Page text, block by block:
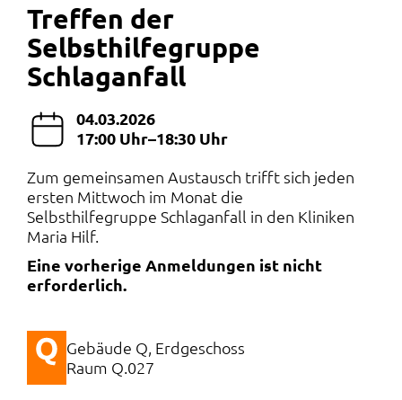
Treffen der
Selbsthilfegruppe
Schlaganfall
04.03.2026
17:00 Uhr–18:30 Uhr
Zum gemeinsamen Austausch trifft sich jeden
ersten Mittwoch im Monat die
Selbsthilfegruppe Schlaganfall in den Kliniken
Maria Hilf.
Eine vorherige Anmeldungen ist nicht
erforderlich.
Gebäude Q, Erdgeschoss
Raum Q.027